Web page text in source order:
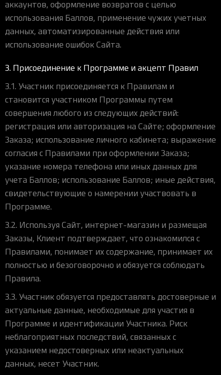
аккаунтов, оформление возвратов с целью
использования Баллов, применение чужих учетных
данных, автоматизированные действия или
использование ошибок Сайта.
3. Присоединение к Программе и акцепт Правил
3.1. Участник присоединяется к Правилам и
становится участником Программы путем
совершения любого из следующих действий:
регистрация или авторизация на Сайте; оформление
Заказа; использование личного кабинета; выражение
согласия с Правилами при оформлении Заказа;
указание номера телефона или иных данных для
учета Баллов; использование Баллов; иные действия,
свидетельствующие о намерении участвовать в
Программе.
3.2. Используя Сайт, интернет-магазин и размещая
Заказы, Клиент подтверждает, что ознакомился с
Правилами, понимает их содержание, принимает их
полностью и безоговорочно и обязуется соблюдать
Правила.
3.3. Участник обязуется предоставлять достоверные и
актуальные данные, необходимые для участия в
Программе и идентификации Участника. Риск
неблагоприятных последствий, связанных с
указанием недостоверных или неактуальных
данных, несет Участник.